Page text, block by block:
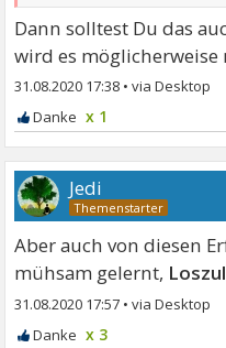
Dann solltest Du das
wird es möglicherweise
31.08.2020 17:38 •
x 1
Jedi
Aber auch von diesen
mühsam gelernt,
31.08.2020 17:57 •
x 3